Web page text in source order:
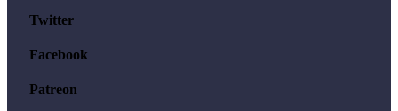
Twitter
Facebook
Patreon